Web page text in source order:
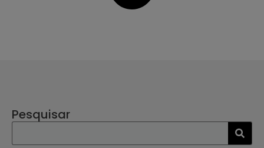
Pesquisar